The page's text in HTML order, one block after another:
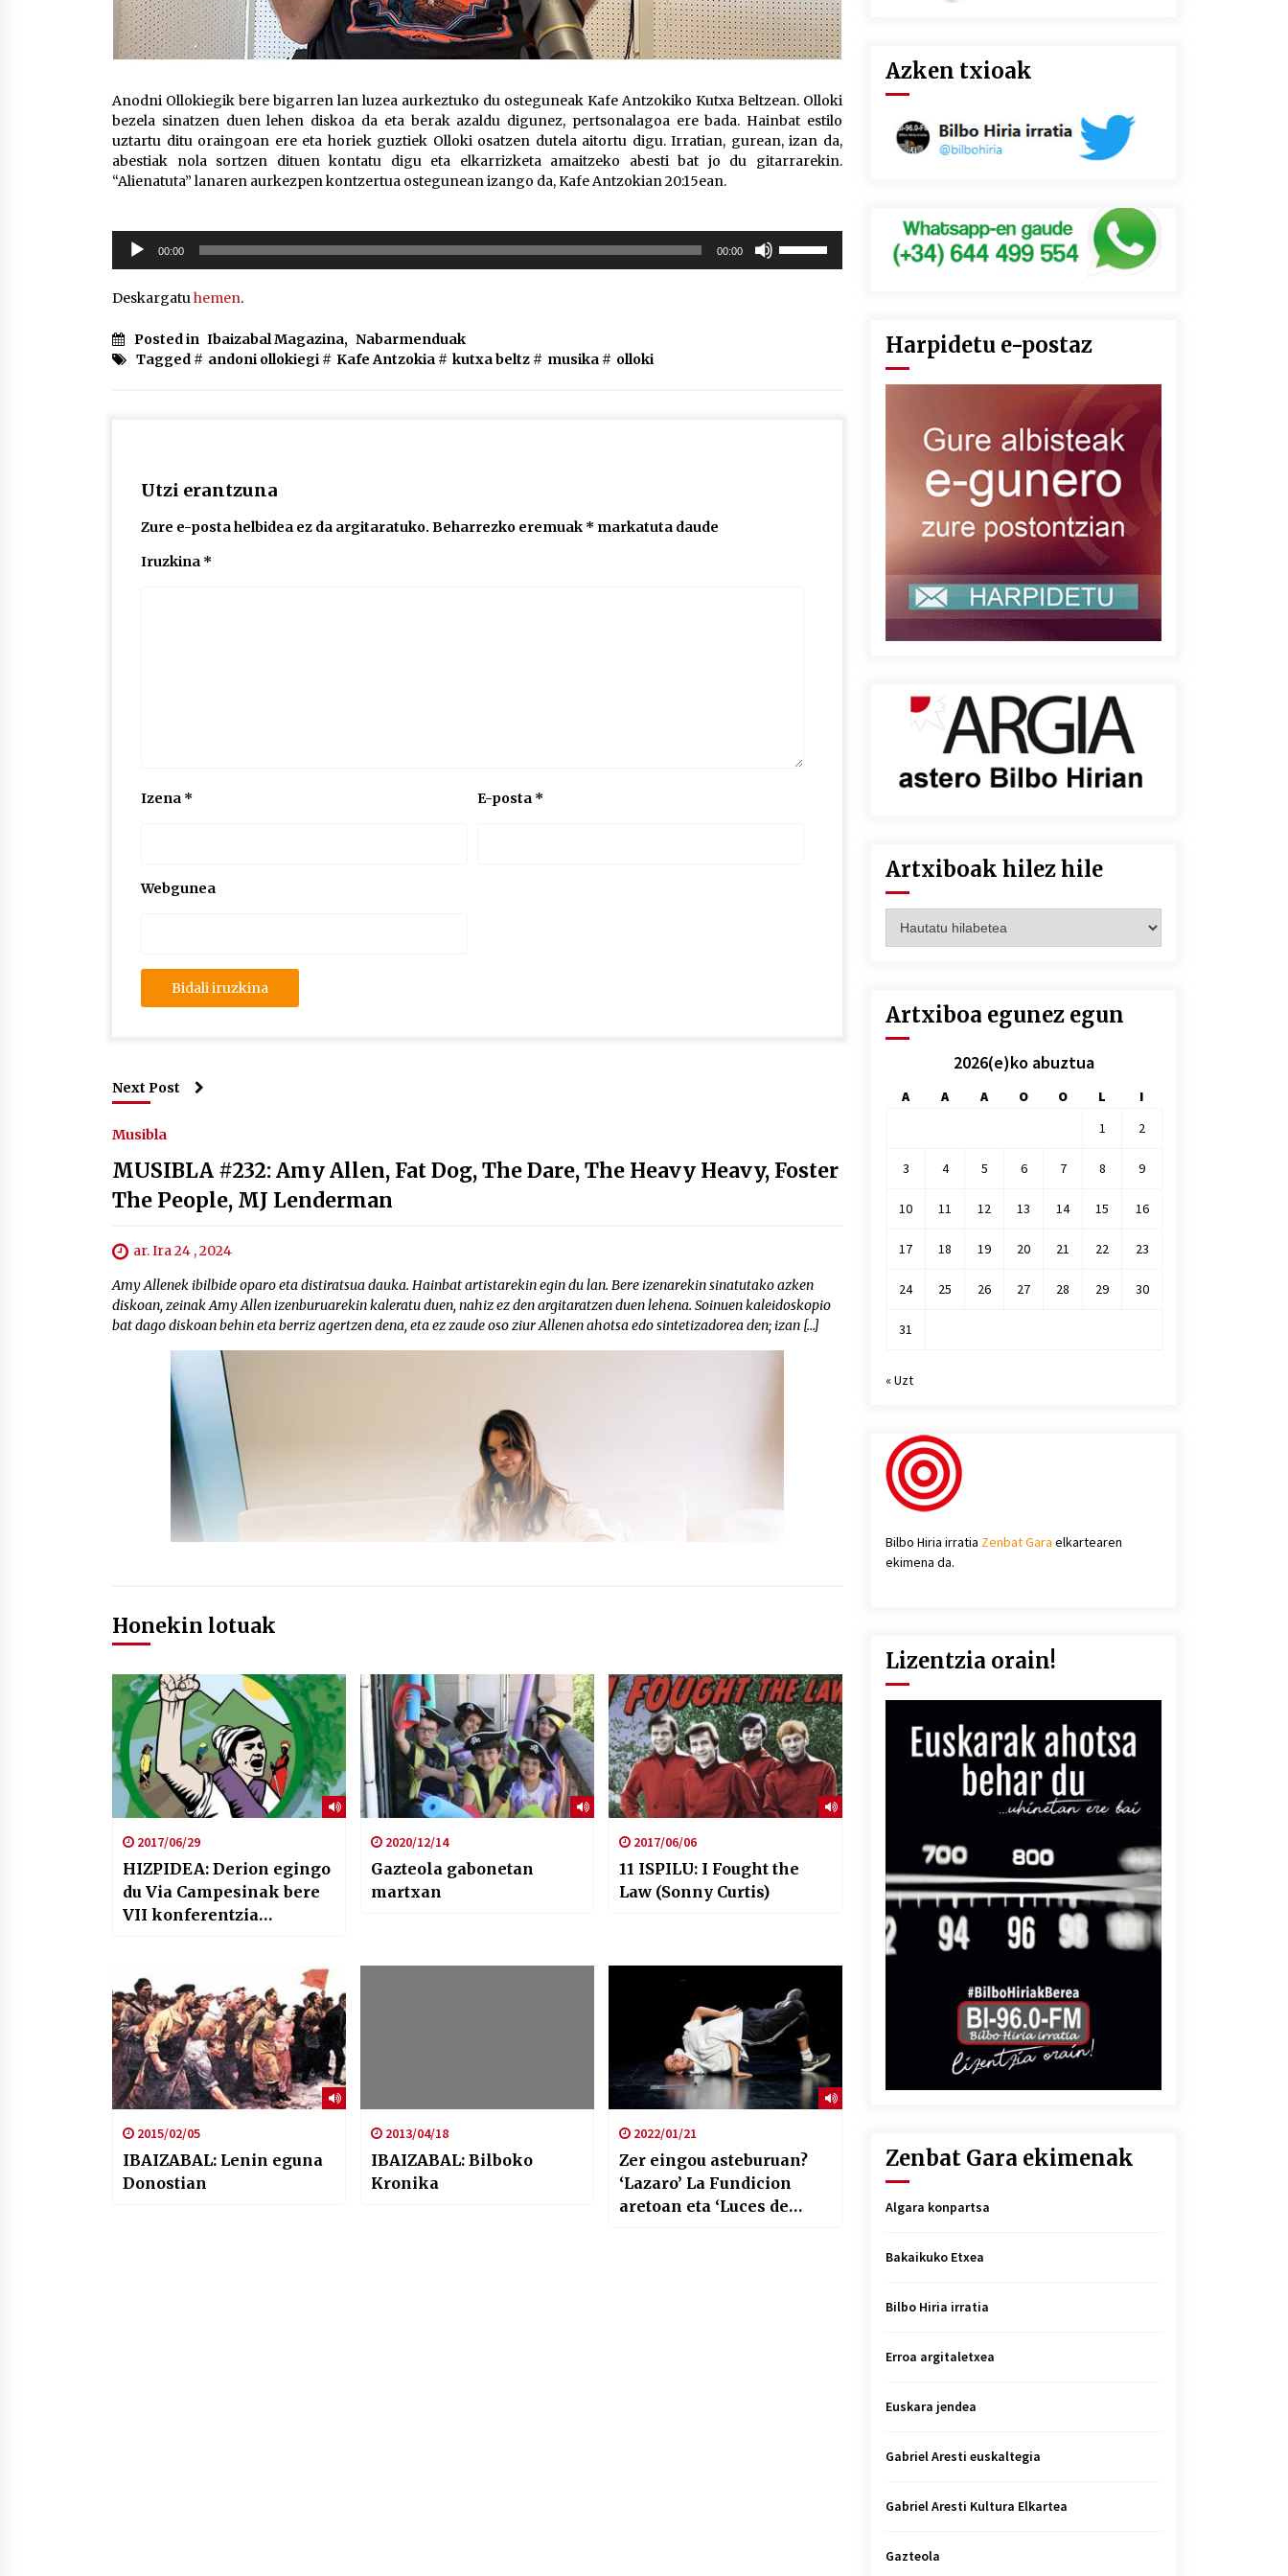
Anodni Ollokiegik bere bigarren lan luzea aurkeztuko du osteguneak Kafe Antzokiko Kutxa Beltzean. Olloki
bezela sinatzen duen lehen diskoa da eta berak azaldu digunez, pertsonalagoa ere bada. Hainbat estilo
uztartu ditu oraingoan ere eta horiek guztiek Olloki osatzen dutela aitortu digu. Irratian, gurean, izan da,
abestiak nola sortzen dituen kontatu digu eta elkarrizketa amaitzeko abesti bat jo du gitarrarekin.
“Alienatuta” lanaren aurkezpen kontzertua ostegunean izango da, Kafe Antzokian 20:15ean.
Soinu
erreproduzigailua
00:00 00:00
Deskargatuhemen.
Posted in Ibaizabal Magazina, Nabarmenduak
Tagged # andoni ollokiegi # Kafe Antzokia # kutxa beltz # musika # olloki
Utzi erantzuna
Zure e-posta helbidea ez da argitaratuko. Beharrezko eremuak * markatuta daude
Iruzkina *
Izena * E-posta *
Webgunea
Next Post
Musibla
MUSIBLA #232: Amy Allen, Fat Dog, The Dare, The Heavy Heavy, Foster
The People, MJ Lenderman
ar. Ira 24 , 2024
Amy Allenek ibilbide oparo eta distiratsua dauka. Hainbat artistarekin egin du lan. Bere izenarekin sinatutako azken
diskoan, zeinak Amy Allen izenburuarekin kaleratu duen, nahiz ez den argitaratzen duen lehena. Soinuen kaleidoskopio
bat dago diskoan behin eta berriz agertzen dena, eta ez zaude oso ziur Allenen ahotsa edo sintetizadorea den; izan […]
Honekin lotuak
2017/06/29
HIZPIDEA: Derion egingo
du Via Campesinak bere
VII konferentzia
2020/12/14
Gazteola gabonetan
martxan
2017/06/06
11 ISPILU: I Fought the
Law (Sonny Curtis)
2015/02/05
IBAIZABAL: Lenin eguna
Donostian
2013/04/18
IBAIZABAL: Bilboko
Kronika
2022/01/21
Zer eingou asteburuan?
‘Lazaro’ La Fundicion
aretoan eta ‘Luces de
Azken txioak
Harpidetu e-postaz
Artxiboak hilez hile
hilez
Artxiboa egunez egun
2026(e)ko abuztua
A A A O O L
I
1
2
3 4 5 6 7 8 9
10 11 12 13 14 15 16
17 18 19 20 21 22 23
24 25 26 27 28 29 30
31
« Uzt
Bilbo Hiria irratia Zenbat Gara elkartearen
ekimena da.
Lizentzia orain!
Zenbat Gara ekimenak
Algara konpartsa
Bakaikuko Etxea
Bilbo Hiria irratia
Erroa argitaletxea
Euskara jendea
Gabriel Aresti euskaltegia
Gabriel Aresti Kultura Elkartea
Gazteola